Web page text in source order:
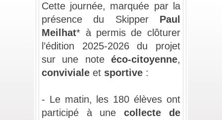
Cette journée, marquée par la
présence du Skipper Paul
Meilhat* à permis de clôturer
l’édition 2025-2026 du projet
sur une note éco-citoyenne ,
conviviale et sportive :
- Le matin, les 180 élèves ont
participé à une collecte de